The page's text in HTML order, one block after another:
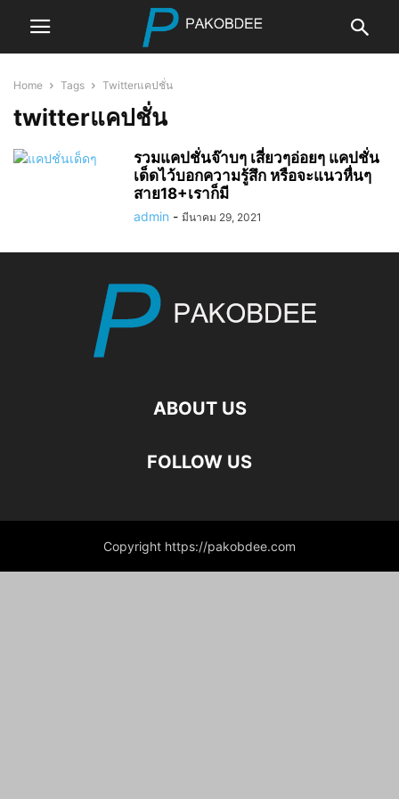
Home Tags Twitterแคปชั่น
twitterแคปชั่น
รวมแคปชั่นจ๊าบๆ เสี่ยวๆอ่อยๆ แคปชั่น
เด็ดไว้บอกความรู้สึก หรือจะแนวหื่นๆ
สาย18+เราก็มี
admin - มีนาคม 29, 2021
ABOUT US
FOLLOW US
Copyright https://pakobdee.com